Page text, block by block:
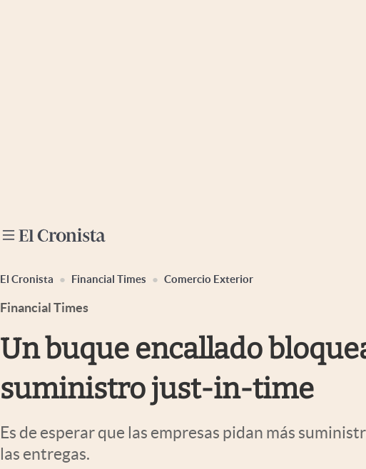
Otras secciones
Apertura
Clase
Clima
Eventos Corporativos
El Cronista Studio
El Cronista Financial Times Comercio Exterior
Financial Times
Un buque encallado
suministro just-in-time
Es de esperar que las empresas pidan más
las entregas.